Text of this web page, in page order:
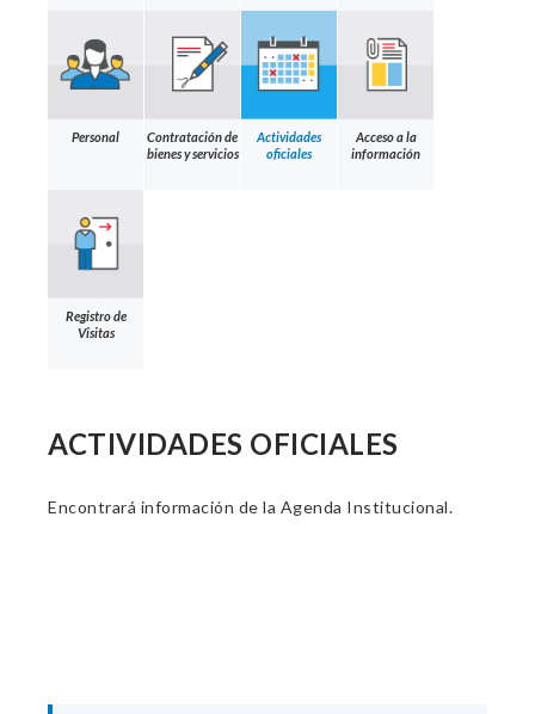
Personal
Contratación de
bienes y servicios
Actividades
oficiales
Acceso a la
información
Registro de
Visitas
ACTIVIDADES OFICIALES
Encontrará información de la Agenda Institucional.